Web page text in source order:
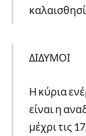
ΔΙΔΥΜΟΙ
Η κύρια
είναι η
μέχρι τις